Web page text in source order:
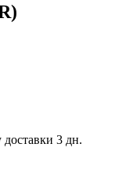
3 дн.